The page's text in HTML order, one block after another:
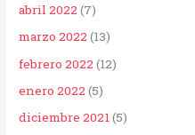
abril 2022 (7)
marzo 2022 (13)
febrero 2022 (12)
enero 2022 (5)
diciembre 2021(5)